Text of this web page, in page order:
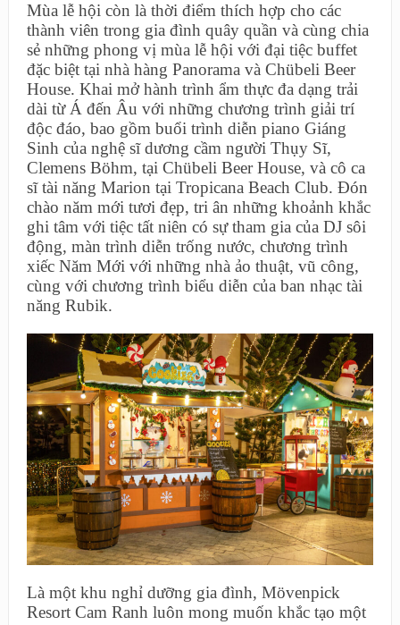
Mùa lễ hội còn là thời điểm thích hợp cho các
thành viên trong gia đình quây quần và cùng chia
sẻ những phong vị mùa lễ hội với đại tiệc buffet
đặc biệt tại nhà hàng Panorama và Chübeli Beer
House. Khai mở hành trình ẩm thực đa dạng trải
dài từ Á đến Âu với những chương trình giải trí
độc đáo, bao gồm buổi trình diễn piano Giáng
Sinh của nghệ sĩ dương cầm người Thụy Sĩ,
Clemens Böhm, tại Chübeli Beer House, và cô ca
sĩ tài năng Marion tại Tropicana Beach Club. Đón
chào năm mới tươi đẹp, tri ân những khoảnh khắc
ghi tâm với tiệc tất niên có sự tham gia của DJ sôi
động, màn trình diễn trống nước, chương trình
xiếc Năm Mới với những nhà ảo thuật, vũ công,
cùng với chương trình biểu diễn của ban nhạc tài
năng Rubik.
Là một khu nghỉ dưỡng gia đình, Mövenpick
Resort Cam Ranh luôn mong muốn khắc tạo một